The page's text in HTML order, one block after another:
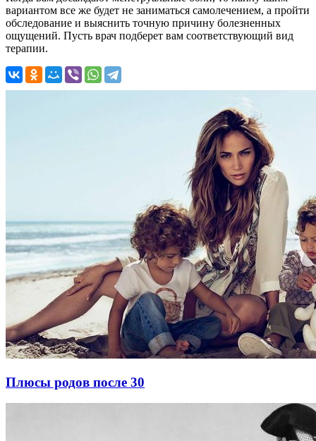
вариантом все же будет не заниматься самолечением, а пройти
обследование и выяснить точную причину болезненных
ощущений. Пусть врач подберет вам соответствующий вид
терапии.
Плюсы родов после 30